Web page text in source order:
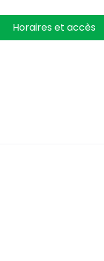
Horaires et accès